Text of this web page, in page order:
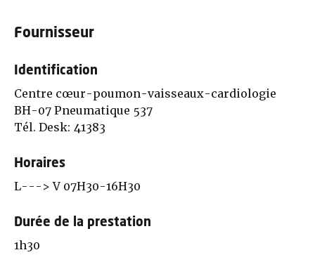
Fournisseur
Identification
Centre cœur-poumon-vaisseaux-cardiologie
BH-07 Pneumatique 537
Tél. Desk: 41383
Horaires
L---> V 07H30-16H30
Durée de la prestation
1h30